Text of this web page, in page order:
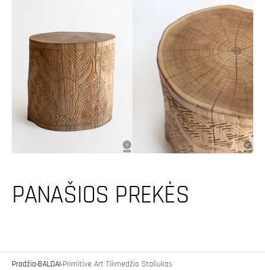
Atidaryti
pagrindinę
mediją
galerijos
rodinyje
Atidaryti
mediją
2
galerijos
rodinyje
PANAŠIOS PREKĖS
Pradžia BALDAI Primitive Art Tikmedžio Staliukas